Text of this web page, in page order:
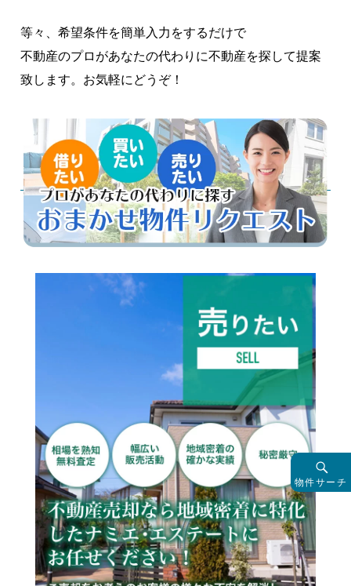
等々、希望条件を簡単入力をするだけで
不動産のプロがあなたの代わりに不動産を探して提案
致します。お気軽にどうぞ！
物件サーチ